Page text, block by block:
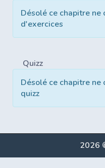
Désolé ce chapitre ne
d'exercices
Quizz
Désolé ce chapitre ne
quizz
2026